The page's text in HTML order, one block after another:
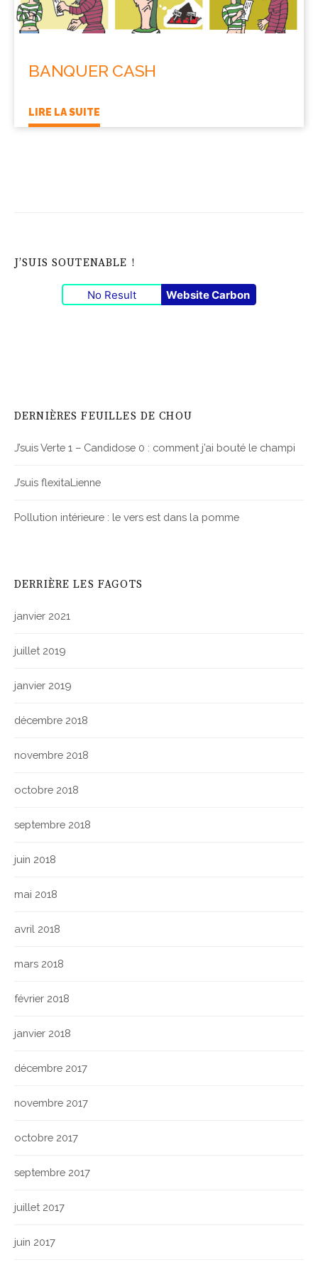
BANQUER CASH
LIRE LA SUITE
J’SUIS SOUTENABLE !
No Result Website Carbon
DERNIÈRES FEUILLES DE CHOU
J’suis Verte 1 – Candidose 0 : comment j’ai bouté le champi
J’suis flexitaLienne
Pollution intérieure : le vers est dans la pomme
DERRIÈRE LES FAGOTS
janvier 2021
juillet 2019
janvier 2019
décembre 2018
novembre 2018
octobre 2018
septembre 2018
juin 2018
mai 2018
avril 2018
mars 2018
février 2018
janvier 2018
décembre 2017
novembre 2017
octobre 2017
septembre 2017
juillet 2017
juin 2017